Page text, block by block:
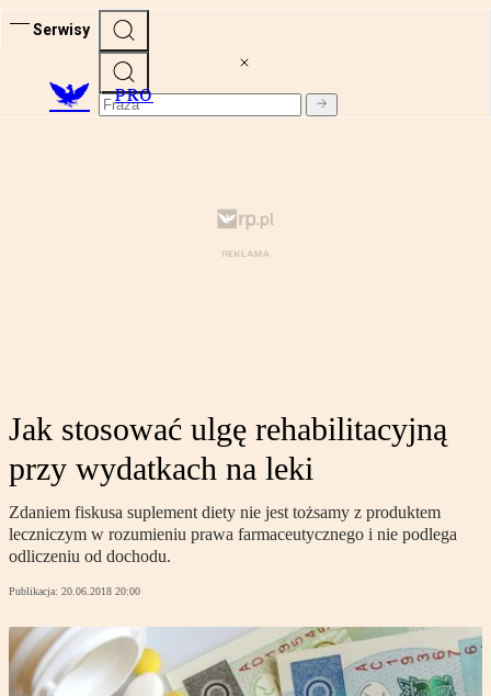
Serwisy
PRO
Jak stosować ulgę rehabilitacyjną
przy wydatkach na leki
Zdaniem fiskusa suplement diety nie jest tożsamy z produktem
leczniczym w rozumieniu prawa farmaceutycznego i nie podlega
odliczeniu od dochodu.
Publikacja: 20.06.2018 20:00